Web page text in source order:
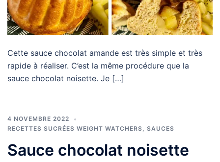
Cette sauce chocolat amande est très simple et très
rapide à réaliser. C’est la même procédure que la
sauce chocolat noisette. Je […]
4 NOVEMBRE 2022
RECETTES SUCRÉES WEIGHT WATCHERS, SAUCES
Sauce chocolat noisette